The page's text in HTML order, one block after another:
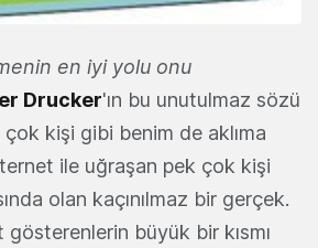
en iyi yolu onu
Drucker'ın bu unutulmaz sözü
çok kişi gibi benim de aklıma
ile uğraşan pek çok kişi
olan kaçınılmaz bir gerçek.
büyük bir kısmı